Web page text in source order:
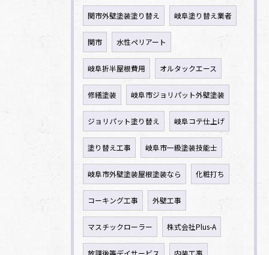
関市外壁塗装塗り替え 岐阜塗り替え業者
関市 水性ペリアート
岐阜折半屋根費用 オルタックエース
修繕塗装 岐阜市ジョリパット外壁塗装
ジョリパット塗り替え 岐阜コテ仕上げ
塗り替え工事 岐阜市一級塗装技能士
岐阜市外壁塗装屋根塗装なら 化粧打ち
コーキング工事 外壁工事
マスチックローラー 株式会社Plus-A